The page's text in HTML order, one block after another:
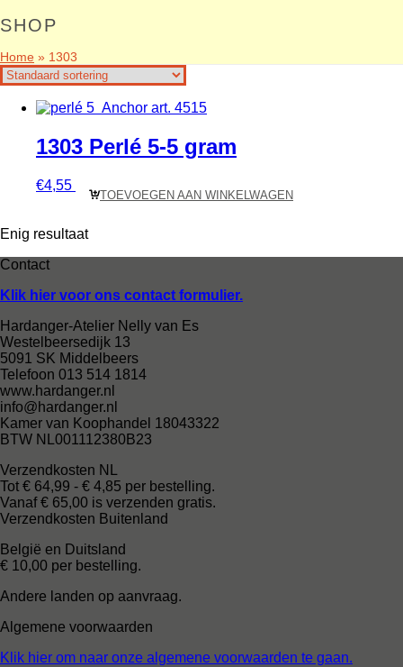
SHOP
Home » 1303
1303 Perlé 5-5 gram
€4,55
TOEVOEGEN AAN WINKELWAGEN
Enig resultaat
Contact
Klik hier voor ons contact formulier.
Hardanger-Atelier Nelly van Es
Westelbeersedijk 13
5091 SK Middelbeers
Telefoon 013 514 1814
www.hardanger.nl
info@hardanger.nl
Kamer van Koophandel 18043322
BTW NL001112380B23
Verzendkosten NL
Tot € 64,99 - € 4,85 per bestelling.
Vanaf € 65,00 is verzenden gratis.
Verzendkosten Buitenland
België en Duitsland
€ 10,00 per bestelling.
Andere landen op aanvraag.
Algemene voorwaarden
Klik hier om naar onze algemene voorwaarden te gaan.